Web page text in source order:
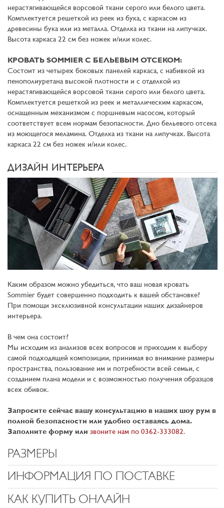
нерастягивающейся ворсовой ткани серого или белого цвета.
Комплектуется решеткой из реек из бука, с каркасом из
древесины бука или из металла. Отделка из ткани на липучках.
Высота каркаса 22 см без ножек и/или колес.
КРОВАТЬ SOMMIER С БЕЛЬЕВЫМ ОТСЕКОМ:
Состоит из четырех боковых панелей каркаса, с набивкой из
пенополиуретана высокой плотности и с отделкой из
нерастягивающейся ворсовой ткани серого или белого цвета.
Комплектуется решеткой из реек и металлическим каркасом,
оснащенным механизмом с поршневым насосом, который
соответствует всем нормам безопасности. Дно бельевого отсека
из моющегося меламина. Отделка из ткани на липучках. Высота
каркаса 22 см без ножек и/или колес.
ДИЗАЙН ИНТЕРЬЕРА
Каким образом можно убедиться, что ваш новая кровать
Sommier будет совершенно подходить к вашей обстановке?
При помощи эксклюзивной консультации наших дизайнеров
интерьера.
В чем она состоит?
Мы исходим из анализов всех вопросов и приходим к выбору
самой подходящей композиции, принимая во внимание размеры
пространства, пользование им и потребности всей семьи, с
созданием плана модели и с возможностью получения образцов
всех обивок.
Запросите сейчас вашу консультацию в наших шоу рум в
полной безопасности или удобно оставаясь дома.
Заполните форму или звоните нам по 0362-333082.
РАЗМЕРЫ
ИНФОРМАЦИЯ ПО ПОСТАВКЕ
КАК КУПИТЬ ОНЛАЙН